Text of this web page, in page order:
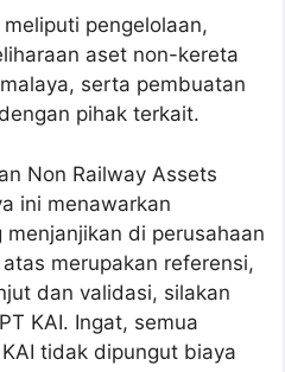
pengelolaan,
aset non-kereta
serta pembuatan
pihak terkait.
Non Railway Assets
ini menawarkan
di perusahaan
merupakan referensi,
dan validasi, silakan
KAI. Ingat, semua
tidak dipungut biaya